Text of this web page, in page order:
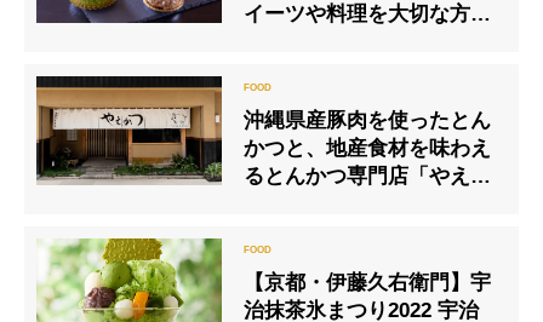
イーツや料理を大切な方と
沖縄県産豚肉を使ったとん
かつと、地産食材を味わえ
るとんかつ専門店「やえか
【京都・伊藤久右衛門】宇
治抹茶氷まつり2022 宇治